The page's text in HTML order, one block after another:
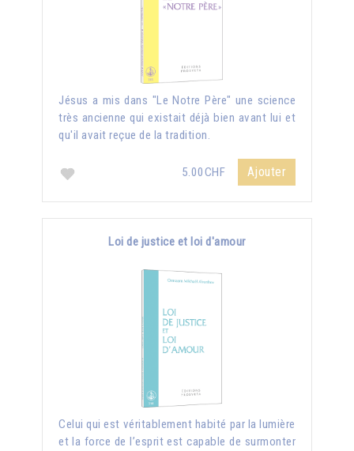
Jésus a mis dans "Le Notre Père" une science
très ancienne qui existait déjà bien avant lui et
qu'il avait reçue de la tradition.
5.00CHF Ajouter
Loi de justice et loi d'amour
Celui qui est véritablement habité par la lumière
et la force de l’esprit est capable de surmonter